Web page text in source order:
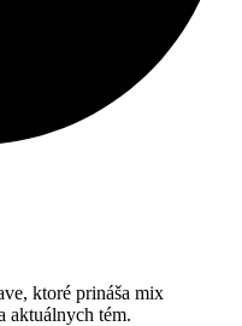
ktoré prináša mix
aktuálnych tém.